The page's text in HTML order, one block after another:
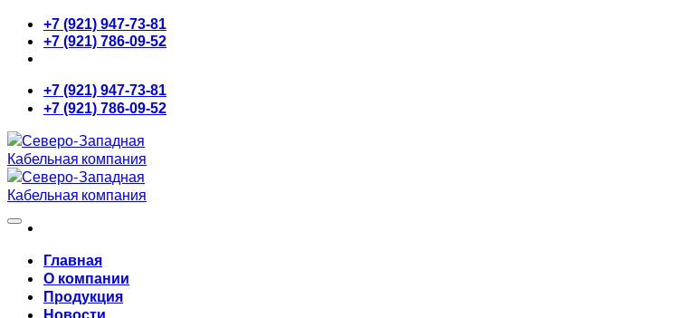
Skip
content
+7 (921) 947-73-81
+7 (921) 786-09-52
+7 (921) 947-73-81
+7 (921) 786-09-52
Главная
О компании
Продукция
Новости